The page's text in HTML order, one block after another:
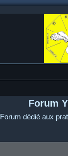
Forum
Forum dédié aux